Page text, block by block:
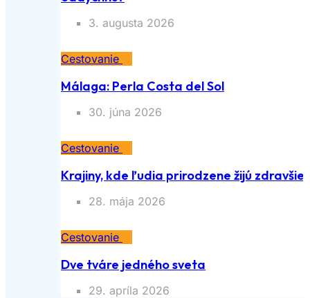
3. augusta 2026
Cestovanie
Málaga: Perla Costa del Sol
30. júna 2026
Cestovanie
Krajiny, kde ľudia prirodzene žijú zdravšie
28. mája 2026
Cestovanie
Dve tváre jedného sveta
29. apríla 2026